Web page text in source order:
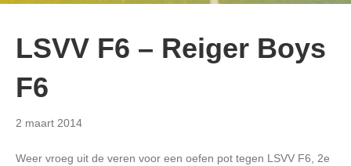
LSVV F6 – Reiger Boys
F6
2 maart 2014
Weer vroeg uit de veren voor een oefen pot tegen LSVV F6, 2e